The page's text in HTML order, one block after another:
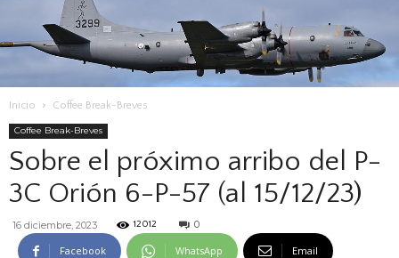
Inicio Coffee Break-Breves
Coffee Break-Breves
Sobre el próximo arribo del P-
3C Orión 6-P-57 (al 15/12/23)
16 diciembre, 2023 12012 0
Facebook WhatsApp Email